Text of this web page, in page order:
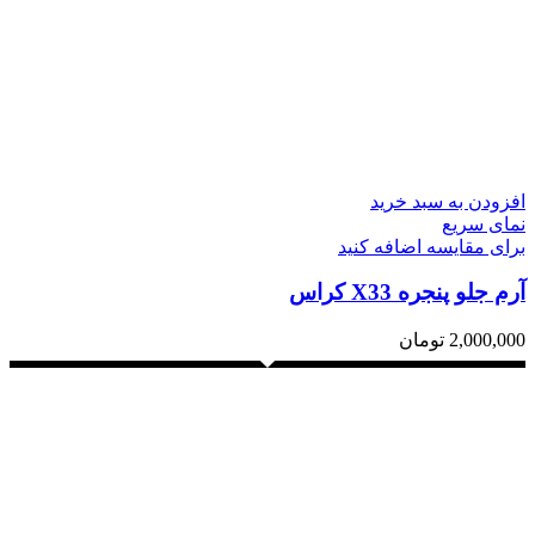
افزودن به سبد خرید
نمای سریع
برای مقایسه اضافه کنید
آرم جلو پنجره X33 کراس
2,000,000 تومان